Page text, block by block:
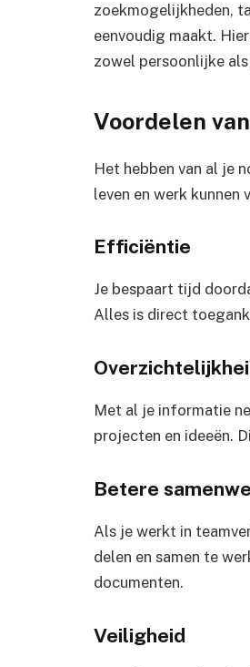
zoekmogelijkheden,
eenvoudig maakt.
zowel persoonlijke
Voordelen
Het hebben van al je
leven en werk kunnen
Efficiëntie
Je bespaart tijd
Alles is direct
Met al je informatie
projecten en ideeën.
Betere
Als je werkt in
delen en samen te
documenten.
Veiligheid